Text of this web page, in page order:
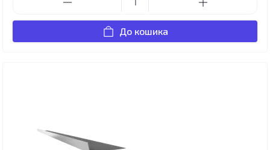
До кошика